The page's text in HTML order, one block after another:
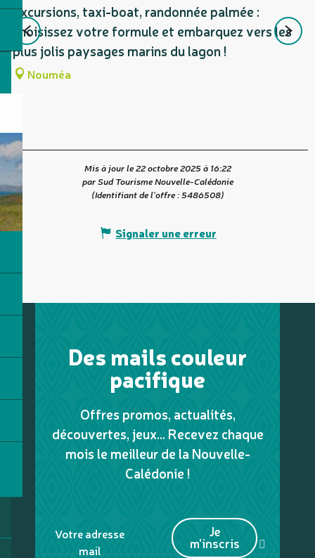
Excursions, taxi-boat, randonnée palmée :
choisissez votre formule et embarquez vers les
plus jolis paysages marins du lagon !
Nouméa
Mis à jour le 22 octobre 2025 à 16:22
par Sud Tourisme Nouvelle-Calédonie
(Identifiant de l'offre :5486508)
Signaler une erreur
Des mails couleur
pacifique
Offres promos, actualités,
découvertes, jeux... Recevez chaque
mois le meilleur de la Nouvelle-
Calédonie !
Votre adresse
mail
Je
m'inscris